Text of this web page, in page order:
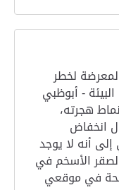
لخطر
- أبوظبي
هجرته،
انخفاض
إلى أنه لا يوجد
الأسخم في
في موقعي